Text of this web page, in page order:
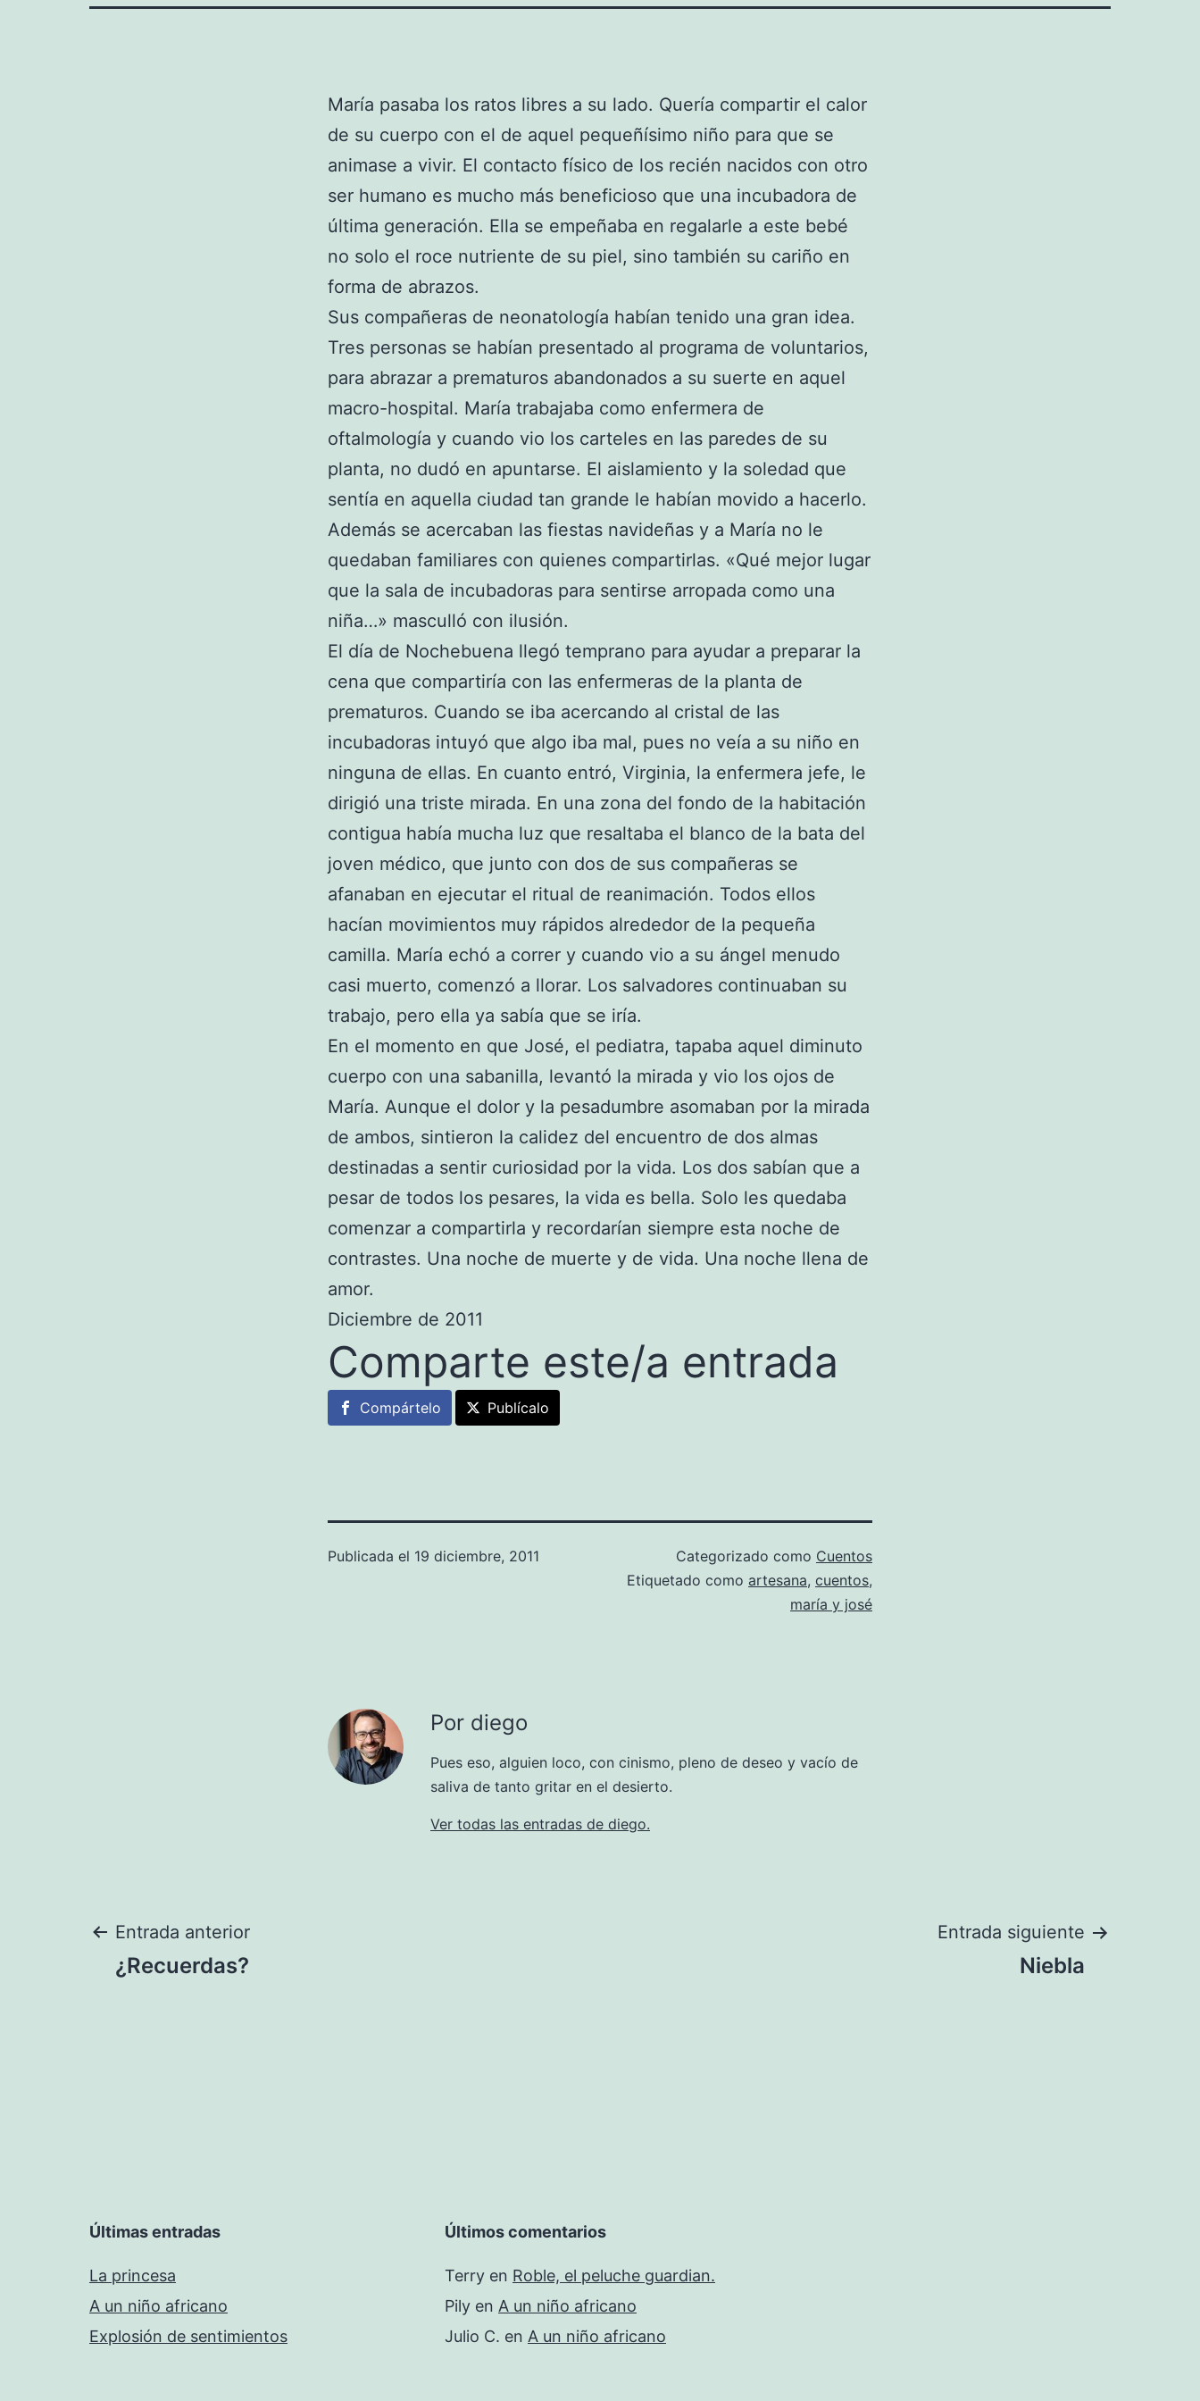
María pasaba los ratos libres a su lado. Quería compartir el calor
de su cuerpo con el de aquel pequeñísimo niño para que se
animase a vivir. El contacto físico de los recién nacidos con otro
ser humano es mucho más beneficioso que una incubadora de
última generación. Ella se empeñaba en regalarle a este bebé
no solo el roce nutriente de su piel, sino también su cariño en
forma de abrazos.
Sus compañeras de neonatología habían tenido una gran idea.
Tres personas se habían presentado al programa de voluntarios,
para abrazar a prematuros abandonados a su suerte en aquel
macro-hospital. María trabajaba como enfermera de
oftalmología y cuando vio los carteles en las paredes de su
planta, no dudó en apuntarse. El aislamiento y la soledad que
sentía en aquella ciudad tan grande le habían movido a hacerlo.
Además se acercaban las fiestas navideñas y a María no le
quedaban familiares con quienes compartirlas. «Qué mejor lugar
que la sala de incubadoras para sentirse arropada como una
niña…» masculló con ilusión.
El día de Nochebuena llegó temprano para ayudar a preparar la
cena que compartiría con las enfermeras de la planta de
prematuros. Cuando se iba acercando al cristal de las
incubadoras intuyó que algo iba mal, pues no veía a su niño en
ninguna de ellas. En cuanto entró, Virginia, la enfermera jefe, le
dirigió una triste mirada. En una zona del fondo de la habitación
contigua había mucha luz que resaltaba el blanco de la bata del
joven médico, que junto con dos de sus compañeras se
afanaban en ejecutar el ritual de reanimación. Todos ellos
hacían movimientos muy rápidos alrededor de la pequeña
camilla. María echó a correr y cuando vio a su ángel menudo
casi muerto, comenzó a llorar. Los salvadores continuaban su
trabajo, pero ella ya sabía que se iría.
En el momento en que José, el pediatra, tapaba aquel diminuto
cuerpo con una sabanilla, levantó la mirada y vio los ojos de
María. Aunque el dolor y la pesadumbre asomaban por la mirada
de ambos, sintieron la calidez del encuentro de dos almas
destinadas a sentir curiosidad por la vida. Los dos sabían que a
pesar de todos los pesares, la vida es bella. Solo les quedaba
comenzar a compartirla y recordarían siempre esta noche de
contrastes. Una noche de muerte y de vida. Una noche llena de
amor.
Diciembre de 2011
Comparte este/a entrada
Compártelo Publícalo
Publicada el 19 diciembre, 2011 Categorizado como Cuentos
Etiquetado como artesana, cuentos,
maría y josé
Por diego
Pues eso, alguien loco, con cinismo, pleno de deseo y vacío de
saliva de tanto gritar en el desierto.
Ver todas las entradas de diego.
Navegación
Entrada anterior
¿Recuerdas?
Entrada siguiente
Niebla
Últimas entradas
La princesa
A un niño africano
Explosión de sentimientos
Últimos comentarios
Terry en Roble, el peluche guardian.
Pily en A un niño africano
Julio C. en A un niño africano